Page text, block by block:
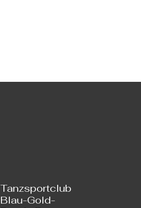
Tanzsportclub
Blau-Gold-